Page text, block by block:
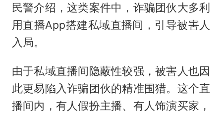
民警介绍，这类案件中，诈骗团伙大多利
用直播App搭建私域直播间，引导被害人
入局。
由于私域直播间隐蔽性较强，被害人也因
此更易陷入诈骗团伙的精准围猎。这个直
播间内，有人假扮主播、有人饰演买家，